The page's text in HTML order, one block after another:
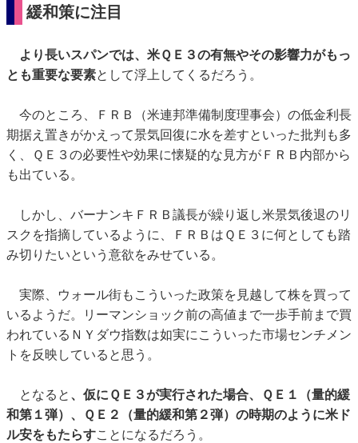
緩和策に注目
より長いスパンでは、米ＱＥ３の有無やその影響力がもっ
とも重要な要素として浮上してくるだろう。
今のところ、ＦＲＢ（米連邦準備制度理事会）の低金利長
期据え置きがかえって景気回復に水を差すといった批判も多
く、ＱＥ３の必要性や効果に懐疑的な見方がＦＲＢ内部から
も出ている。
しかし、バーナンキＦＲＢ議長が繰り返し米景気後退のリ
スクを指摘しているように、ＦＲＢはＱＥ３に何としても踏
み切りたいという意欲をみせている。
実際、ウォール街もこういった政策を見越して株を買って
いるようだ。リーマンショック前の高値まで一歩手前まで買
われているＮＹダウ指数は如実にこういった市場センチメン
トを反映していると思う。
となると 、仮にＱＥ３が実行された場合、ＱＥ１（量的緩
和第１弾）、ＱＥ２（量的緩和第２弾）の時期のように米ド
ル安をもたらすことになるだろう。